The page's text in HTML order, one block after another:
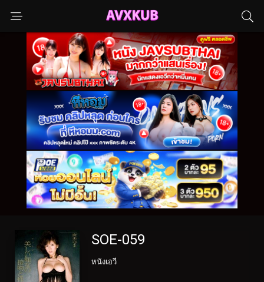
SOE-059
หนังเอวี